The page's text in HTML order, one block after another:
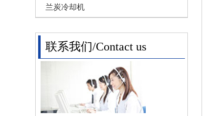
兰炭冷却机
联系我们/Contact us